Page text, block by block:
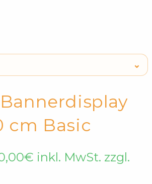
⌄
cm Basic
€ Preisspanne:
inkl. MwSt. zzgl.